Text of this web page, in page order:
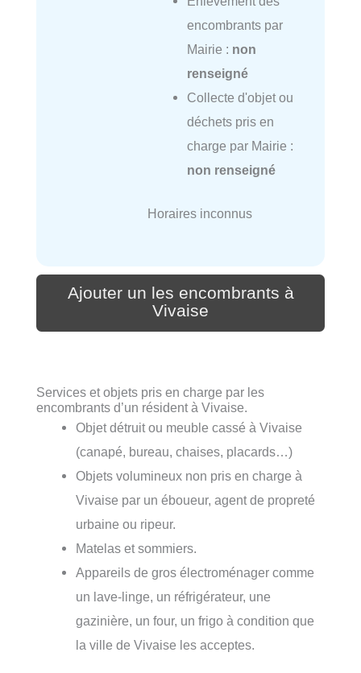
encombrants par
Mairie : non
renseigné
Collecte d'objet ou
déchets pris en
charge par Mairie :
non renseigné
Horaires inconnus
Ajouter un les encombrants à
Vivaise
Services et objets pris en charge par les
encombrants d’un résident à Vivaise.
Objet détruit ou meuble cassé à Vivaise
(canapé, bureau, chaises, placards…)
Objets volumineux non pris en charge à
Vivaise par un éboueur, agent de propreté
urbaine ou ripeur.
Matelas et sommiers.
Appareils de gros électroménager comme
un lave-linge, un réfrigérateur, une
gazinière, un four, un frigo à condition que
la ville de Vivaise les acceptes.